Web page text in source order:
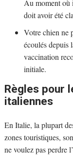
Au moment où
doit avoir été
Votre chien ne
écoulés depuis
vaccination
initiale.
Règles pour
italiennes
En Italie, la plupart
zones touristiques,
ne voulez pas perdre